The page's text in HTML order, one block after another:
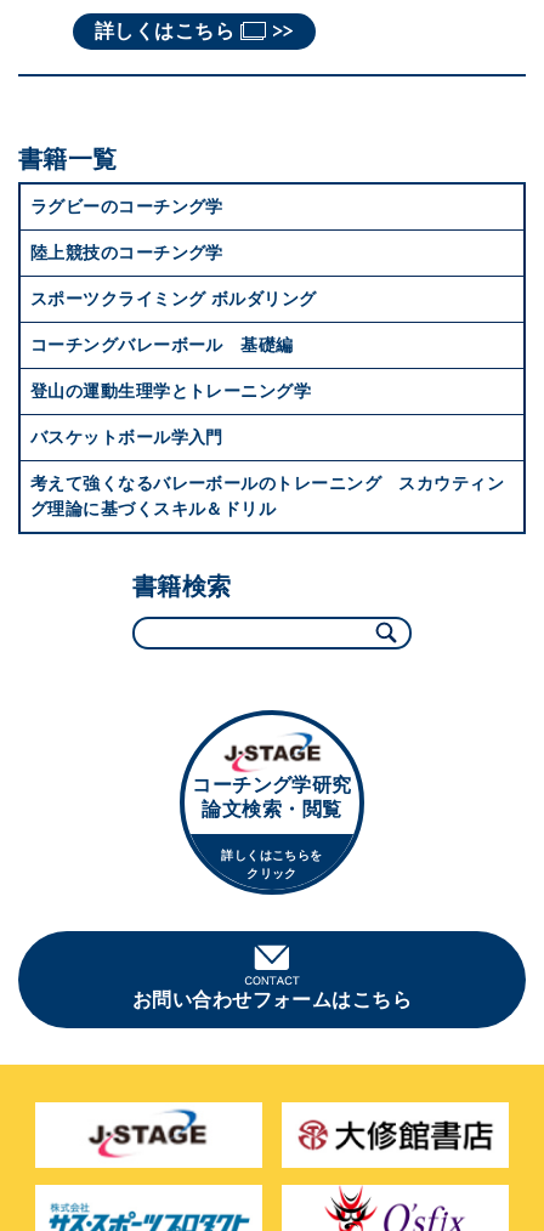
詳しくはこちら
書籍一覧
ラグビーのコーチング学
陸上競技のコーチング学
スポーツクライミング ボルダリング
コーチングバレーボール 基礎編
登山の運動生理学とトレーニング学
バスケットボール学入門
考えて強くなるバレーボールのトレーニング スカウティン
グ理論に基づくスキル＆ドリル
書籍検索
コーチング学研究
論文検索・閲覧
詳しくはこちらを
クリック
お問い合わせフォームはこちら